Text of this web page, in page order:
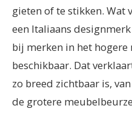
gieten of te stikken.
een Italiaans
bij merken in het
beschikbaar. Dat
zo breed zichtbaar is,
de grotere